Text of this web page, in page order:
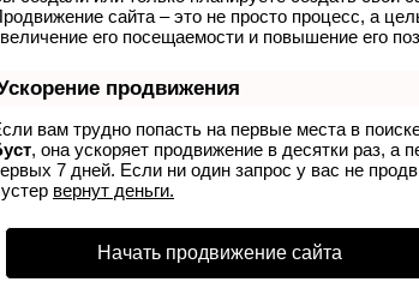
сайта – это не просто процесс, а
его посещаемости и повышение его
продвижения
вам трудно попасть на первые места в
, она ускоряет продвижение в десятки раз, а
7 дней. Если ни один запрос у вас не
вернут деньги.
Начать продвижение сайта